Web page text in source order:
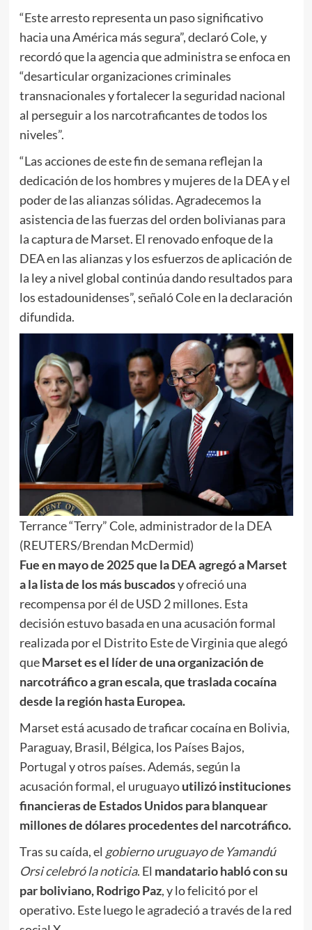
“Este arresto representa un paso significativo
hacia una América más segura”, declaró Cole, y
recordó que la agencia que administra se enfoca en
“desarticular organizaciones criminales
transnacionales y fortalecer la seguridad nacional
al perseguir a los narcotraficantes de todos los
niveles”.
“Las acciones de este fin de semana reflejan la
dedicación de los hombres y mujeres de la DEA y el
poder de las alianzas sólidas. Agradecemos la
asistencia de las fuerzas del orden bolivianas para
la captura de Marset. El renovado enfoque de la
DEA en las alianzas y los esfuerzos de aplicación de
la ley a nivel global continúa dando resultados para
los estadounidenses”, señaló Cole en la declaración
difundida.
Terrance “Terry” Cole, administrador de la DEA
(REUTERS/Brendan McDermid)
Fue en mayo de 2025 que la DEA agregó a Marset
a la lista de los más buscadosy ofreció una
recompensa por él de USD 2 millones. Esta
decisión estuvo basada en una acusación formal
realizada por el Distrito Este de Virginia que alegó
queMarset es el líder de una organización de
narcotráfico a gran escala, que traslada cocaína
desde la región hasta Europea.
Marset está acusado de traficar cocaína en Bolivia,
Paraguay, Brasil, Bélgica, los Países Bajos,
Portugal y otros países. Además, según la
acusación formal, el uruguayoutilizó instituciones
financieras de Estados Unidos para blanquear
millones de dólares procedentes del narcotráfico.
Tras su caída, el gobierno uruguayo de Yamandú
Orsi celebró la noticia. El mandatario habló con su
par boliviano, Rodrigo Paz, y lo felicitó por el
operativo. Este luego le agradeció a través de la red